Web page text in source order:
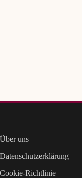
Über uns
Datenschutzerklärung
Cookie-Richtlinie